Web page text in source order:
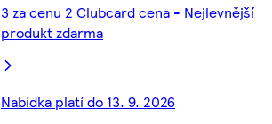
3 za cenu 2 Clubcard cena - Nejlevnější
produkt zdarma
Nabídka platí do 13. 9. 2026